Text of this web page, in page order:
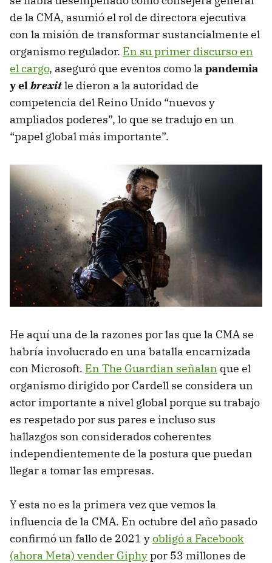
de la CMA, asumió el rol de directora ejecutiva
con la misión de transformar sustancialmente el
organismo regulador. En su primer discurso en
el cargo, aseguró que eventos como la pandemia
y elbrexitle dieron a la autoridad de
competencia del Reino Unido “nuevos y
ampliados poderes”, lo que se tradujo en un
“papel global más importante”.
He aquí una de la razones por las que la CMA se
habría involucrado en una batalla encarnizada
con Microsoft. En The Guardian señalan que el
organismo dirigido por Cardell se considera un
actor importante a nivel global porque su trabajo
es respetado por sus pares e incluso sus
hallazgos son considerados coherentes
independientemente de la postura que puedan
llegar a tomar las empresas.
Y esta no es la primera vez que vemos la
influencia de la CMA. En octubre del año pasado
confirmó un fallo de 2021 yobligó a Facebook
(ahora Meta) vender Giphypor 53 millones de